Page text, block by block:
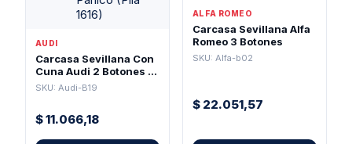
AUDI
Carcasa Sevillana Con
Cuna Audi 2 Botones +
Pánico (Pila 1616)
SKU: Audi-B19
$11.066,18
ALFA ROMEO
Carcasa Sevillana Alfa
Romeo 3 Botones
SKU: Alfa-b02
$ 22.051,57